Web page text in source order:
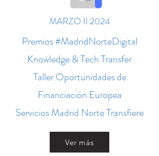
MARZO II 2024
Premios #MadridNorteDigital
Knowledge & Tech Transfer
Taller Oportunidades de
Financiación Europea
Servicios Madrid Norte Transfiere
Ver más